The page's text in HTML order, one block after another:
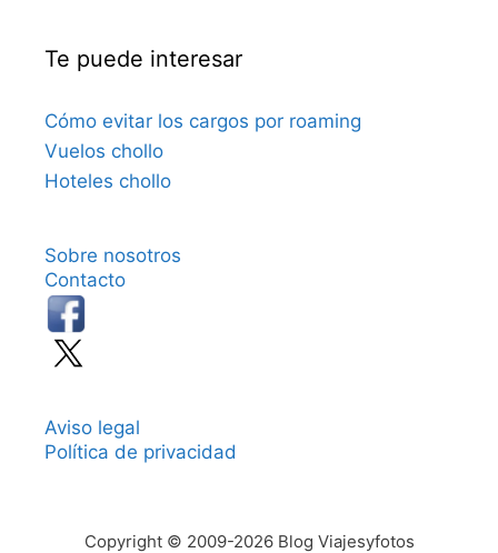
Te puede interesar
Cómo evitar los cargos por roaming
Vuelos chollo
Hoteles chollo
Sobre nosotros
Contacto
Aviso legal
Política de privacidad
Copyright © 2009-2026 Blog Viajesyfotos